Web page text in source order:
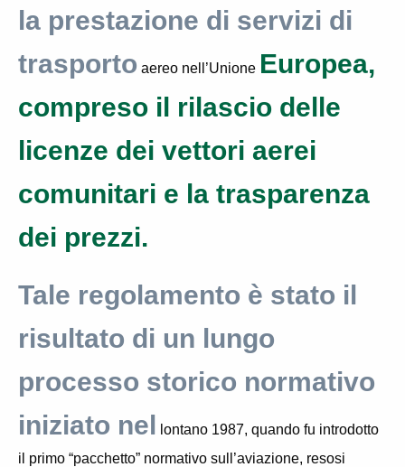
la prestazione di servizi di
trasporto aereo nell’Unione Europea,
compreso il rilascio delle
licenze dei vettori aerei
comunitari e la trasparenza
dei prezzi.
Tale regolamento è stato il
risultato di un lungo
processo storico normativo
iniziato nel lontano 1987, quando fu introdotto
il primo “pacchetto” normativo sull’aviazione, resosi